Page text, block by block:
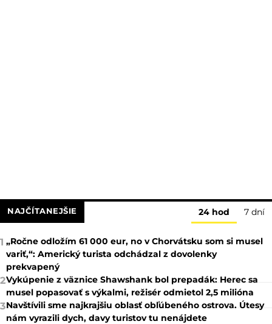
NAJČÍTANEJŠIE 24 hod 7 dní
1 „Ročne odložím 61 000 eur, no v Chorvátsku som si musel
variť,“: Americký turista odchádzal z dovolenky
prekvapený
2Vykúpenie z väznice Shawshank bol prepadák: Herec sa
musel popasovať s výkalmi, režisér odmietol 2,5 milióna
3Navštívili sme najkrajšiu oblasť obľúbeného ostrova. Útesy
nám vyrazili dych, davy turistov tu nenájdete